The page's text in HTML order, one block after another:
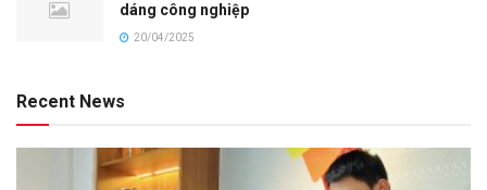
dáng công nghiệp
20/04/2025
Recent News